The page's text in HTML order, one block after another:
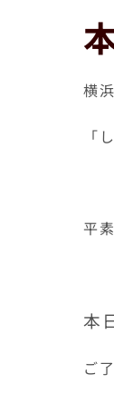
横
「
平
本
ご